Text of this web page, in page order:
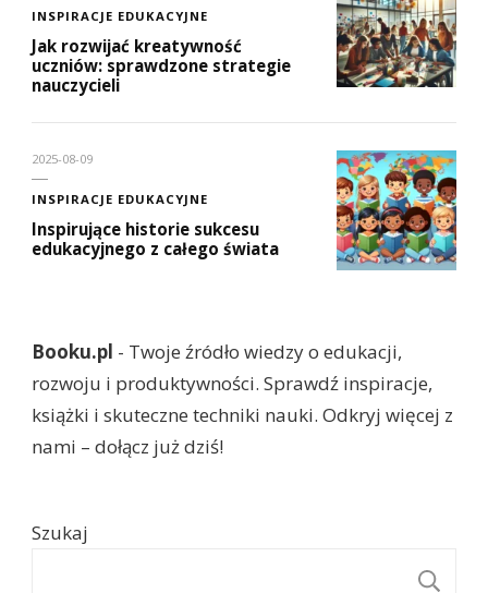
INSPIRACJE EDUKACYJNE
Jak rozwijać kreatywność
uczniów: sprawdzone strategie
nauczycieli
2025-08-09
INSPIRACJE EDUKACYJNE
Inspirujące historie sukcesu
edukacyjnego z całego świata
Booku.pl - Twoje źródło wiedzy o edukacji,
rozwoju i produktywności. Sprawdź inspiracje,
książki i skuteczne techniki nauki. Odkryj więcej z
nami – dołącz już dziś!
Szukaj